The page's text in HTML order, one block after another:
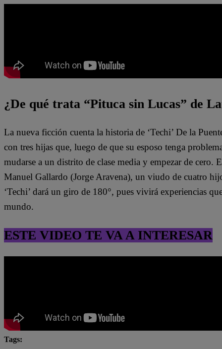
¿De qué trata “Pituca sin Lucas” de
La nueva ficción cuenta la historia de ‘Techi’ De la
con tres hijas que, luego de que su esposo tenga
mudarse a un distrito de clase media y empezar de cero.
Manuel Gallardo (Jorge Aravena), un viudo de cuatro
‘Techi’ dará un giro de 180°, pues vivirá experiencias
mundo.
ESTE VIDEO TE VA A INTERESAR
Tags: